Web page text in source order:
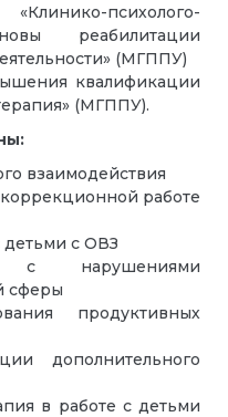
психолого-
реабилитации
(МГППУ)
квалификации
(МГППУ).
взаимодействия
работе
детьми с ОВЗ
с нарушениями
сферы
продуктивных
дополнительного
в работе с детьми